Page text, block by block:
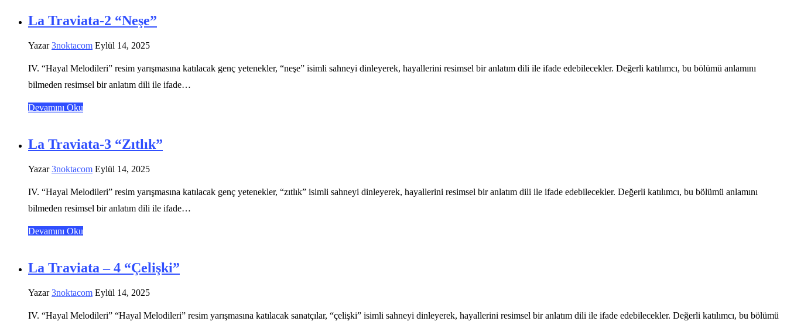
La Traviata-2 “Neşe”
Yazar3noktacom Eylül 14, 2025
IV. “Hayal Melodileri” resim yarışmasına katılacak genç yetenekler, “neşe” isimli sahneyi dinleyerek, hayallerini resimsel bir anlatım dili ile ifade edebilecekler. Değerli katılımcı, bu bölümü anlamını
bilmeden resimsel bir anlatım dili ile ifade…
Devamını Oku
La Traviata-3 “Zıtlık”
Yazar3noktacom Eylül 14, 2025
IV. “Hayal Melodileri” resim yarışmasına katılacak genç yetenekler, “zıtlık” isimli sahneyi dinleyerek, hayallerini resimsel bir anlatım dili ile ifade edebilecekler. Değerli katılımcı, bu bölümü anlamını
bilmeden resimsel bir anlatım dili ile ifade…
Devamını Oku
La Traviata – 4 “Çelişki”
Yazar3noktacom Eylül 14, 2025
IV. “Hayal Melodileri” “Hayal Melodileri” resim yarışmasına katılacak sanatçılar, “çelişki” isimli sahneyi dinleyerek, hayallerini resimsel bir anlatım dili ile ifade edebilecekler. Değerli katılımcı, bu bölümü